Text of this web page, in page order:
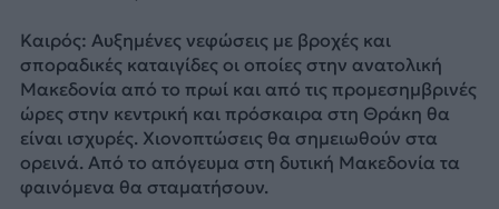
Καιρός: Αυξημένες νεφώσεις με βροχές και
σποραδικές καταιγίδες οι οποίες στην ανατολική
Μακεδονία από το πρωί και από τις προμεσημβρινές
ώρες στην κεντρική και πρόσκαιρα στη Θράκη θα
είναι ισχυρές. Χιονοπτώσεις θα σημειωθούν στα
ορεινά. Από το απόγευμα στη δυτική Μακεδονία τα
φαινόμενα θα σταματήσουν.